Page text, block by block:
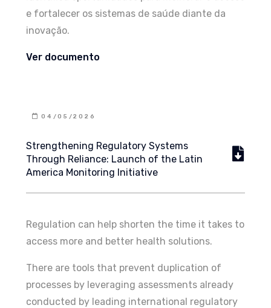
e fortalecer os sistemas de saúde diante da
inovação.
Ver documento
04/05/2026
Strengthening Regulatory Systems
Through Reliance: Launch of the Latin
America Monitoring Initiative
Regulation can help shorten the time it takes to
access more and better health solutions.
There are tools that prevent duplication of
processes by leveraging assessments already
conducted by leading international regulatory